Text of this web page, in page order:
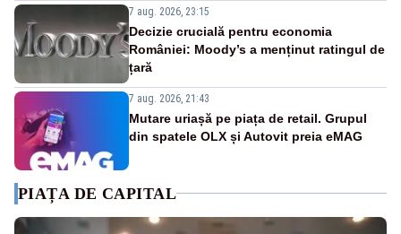
7 aug. 2026, 23:15
Decizie crucială pentru economia
României: Moody’s a menținut ratingul de
țară
7 aug. 2026, 21:43
Mutare uriașă pe piața de retail. Grupul
din spatele OLX și Autovit preia eMAG
PIAȚA DE CAPITAL